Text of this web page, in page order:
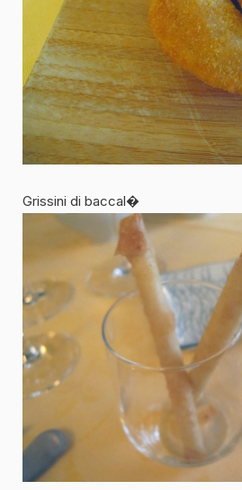
Grissini di baccal�